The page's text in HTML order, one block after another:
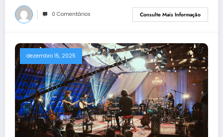
0 Comentários Consulte Mais Informação
dezembro 15, 2025